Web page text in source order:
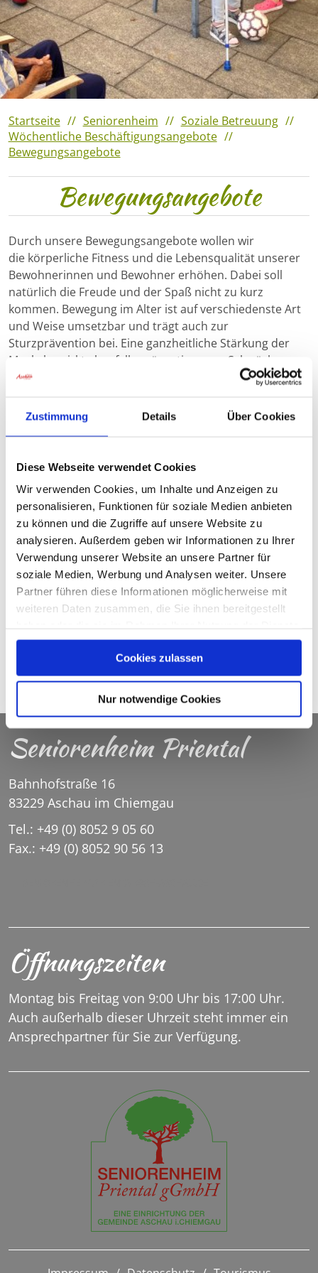
Zustimmung Details Über Cookies
Diese Webseite verwendet Cookies
Wir verwenden Cookies, um Inhalte und Anzeigen zu
personalisieren, Funktionen für soziale Medien anbieten
zu können und die Zugriffe auf unsere Website zu
analysieren. Außerdem geben wir Informationen zu Ihrer
Verwendung unserer Website an unsere Partner für
soziale Medien, Werbung und Analysen weiter. Unsere
Partner führen diese Informationen möglicherweise mit
weiteren Daten zusammen, die Sie ihnen bereitgestellt
gesammelt haben.
Cookies zulassen
Nur notwendige Cookies
Startseite Seniorenheim
Soziale Betreuung
Wöchentliche Beschäftigungsangebote
Bewegungsangebote
Bewegungsangebote
Durch unsere Bewegungsangebote wollen wir
die körperliche Fitness und die Lebensqualität unserer
Bewohnerinnen und Bewohner erhöhen. Dabei soll
natürlich die Freude und der Spaß nicht zu kurz
kommen. Bewegung im Alter ist auf verschiedenste Art
und Weise umsetzbar und trägt auch zur
Sturzprävention bei. Eine ganzheitliche Stärkung der
Muskeln wirkt ebenfalls präventiv gegen Schwächung
von Herz, Lungen und Kreislauf. Wir bieten
sowie "Sitzgymnastik" an.
Seniorenheim Priental
Bahnhofstraße 16
83229 Aschau im Chiemgau
Tel.: +49 (0) 8052 9 05 60
Fax.: +49 (0) 8052 90 56 13
Öffnungszeiten
Montag bis Freitag von 9:00 Uhr bis 17:00 Uhr.
Auch außerhalb dieser Uhrzeit steht immer ein
Ansprechpartner für Sie zur Verfügung.
2023
Verantaltungshighlights 2022
Veranstaltungshighlights
2021